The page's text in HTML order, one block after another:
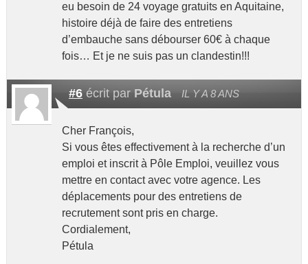
eu besoin de 24 voyage gratuits en Aquitaine,
histoire déjà de faire des entretiens
d’embauche sans débourser 60€ à chaque
fois… Et je ne suis pas un clandestin!!!
#6écrit par Pétula IL Y A 8 ANS
Cher François,
Si vous êtes effectivement à la recherche d’un
emploi et inscrit à Pôle Emploi, veuillez vous
mettre en contact avec votre agence. Les
déplacements pour des entretiens de
recrutement sont pris en charge.
Cordialement,
Pétula